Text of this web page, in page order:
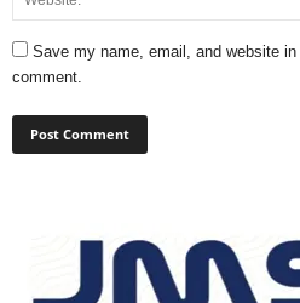
Save my name, email, and website
comment.